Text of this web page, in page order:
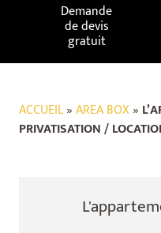
Demande
de devis
gratuit
ACCUEIL»AREA BOX»
PRIVATISATION /